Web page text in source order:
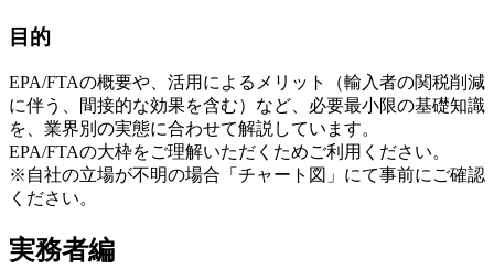
目的
EPA/FTAの概要や、活用によるメリット（輸入者の関税削減
に伴う、間接的な効果を含む）など、必要最小限の基礎知識
を、業界別の実態に合わせて解説しています。
EPA/FTAの大枠をご理解いただくためご利用ください。
※自社の立場が不明の場合「チャート図」にて事前にご確認
ください。
実務者編